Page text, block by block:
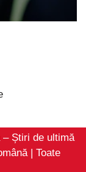
Știri de ultimă
| Toate